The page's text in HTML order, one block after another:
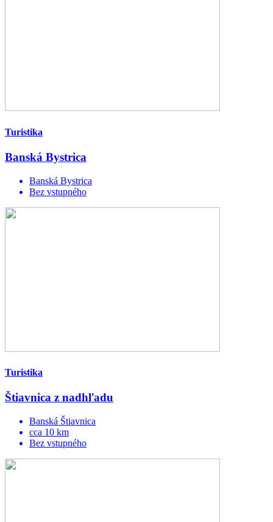
Turistika
Banská Bystrica
Banská Bystrica
Bez vstupného
Turistika
Štiavnica z nadhľadu
Banská Štiavnica
cca 10 km
Bez vstupného